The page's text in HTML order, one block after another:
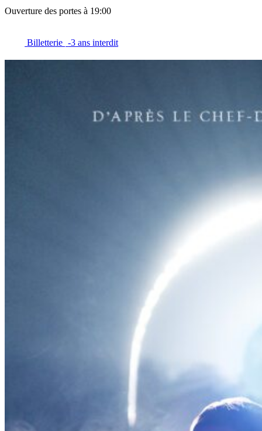
Ouverture des portes à 19:00
Billetterie -3 ans interdit